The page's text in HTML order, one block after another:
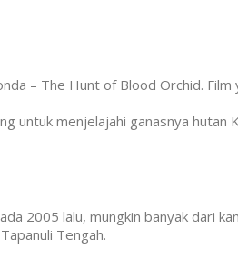
– The Hunt of Blood Orchid.
untuk menjelajahi ganasnya
2005 lalu, mungkin banyak dari
Tengah.